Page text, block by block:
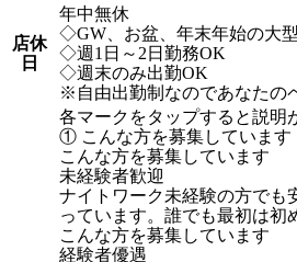
店休
日
年中無休
◇GW、お盆、年末年始の大
◇週1日～2日勤務OK
◇週末のみ出勤OK
※自由出勤制なのであなたの
各マークをタップすると説明
① こんな方を募集しています
こんな方を募集しています
未経験者歓迎
ナイトワーク未経験の方でも
っています。誰でも最初は初
こんな方を募集しています
経験者優遇